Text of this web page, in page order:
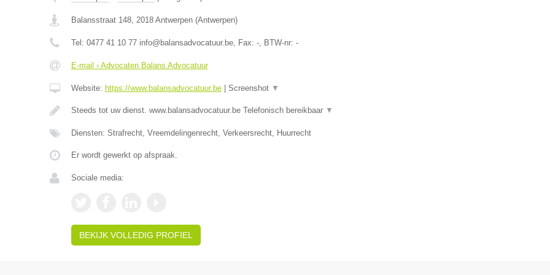
Balansstraat 148, 2018 Antwerpen(Antwerpen)
Tel: 0477 41 10 77 info@balansadvocatuur.be, Fax: -, BTW-nr: -
E-mail › Advocaten Balans Advocatuur
Website: https://www.balansadvocatuur.be| Screenshot ▼
Steeds tot uw dienst. www.balansadvocatuur.be Telefonisch bereikbaar ▼
Diensten: Strafrecht, Vreemdelingenrecht, Verkeersrecht, Huurrecht
Er wordt gewerkt op afspraak.
Sociale media:
BEKIJK VOLLEDIG PROFIEL